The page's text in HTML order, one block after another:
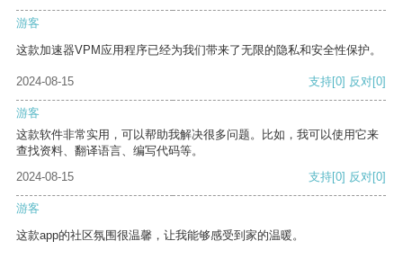
游客
这款加速器VPM应用程序已经为我们带来了无限的隐私和安全性保护。
2024-08-15 支持[0] 反对[0]
游客
这款软件非常实用，可以帮助我解决很多问题。比如，我可以使用它来
查找资料、翻译语言、编写代码等。
2024-08-15
支持[0] 反对[0]
游客
这款app的社区氛围很温馨，让我能够感受到家的温暖。